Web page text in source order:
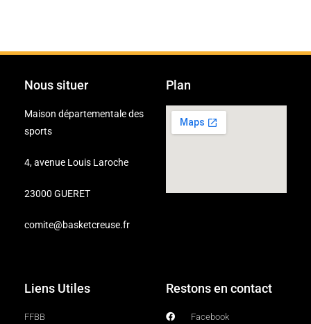
Nous situer
Maison départementale des
sports
4, avenue Louis Laroche
23000 GUERET
comite@basketcreuse.fr
Plan
Liens Utiles
FFBB
Restons en contact
Facebook